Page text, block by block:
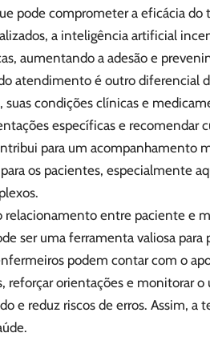
pode comprometer a eficácia
a inteligência artificial
aumentando a adesão e
atendimento é outro diferencial
suas condições clínicas e
específicas e recomendar
para um acompanhamento
os pacientes, especialmente
relacionamento entre paciente e
ser uma ferramenta valiosa para
podem contar com o
reforçar orientações e monitorar
e reduz riscos de erros. Assim,